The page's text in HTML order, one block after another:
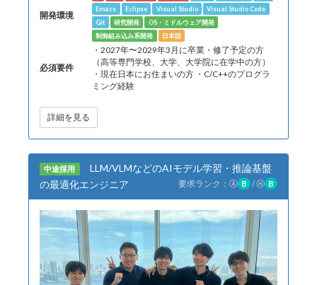
開発環境
Emacs
Eclipse Visual Studio
Visual Studio Code
Git
研究開発
OS・ミドルウェア開発
制御組み込み系開発
日本語
必須要件
・2027年〜2029年3月に卒業・修了予定の方
（高等専門学校、大学、大学院に在学中の方）
・現在日本にお住まいの方 ・C/C++のプログラ
ミング経験
詳細を見る
中途採用
LLM/VLMなどのAIモデル学習・推論基盤
の最適化エンジニア
要求ランク： Ⓐ B /Ⓗ B